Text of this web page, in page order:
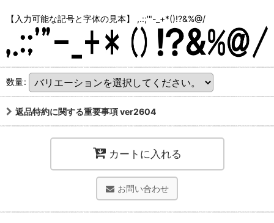
【入力可能な記号と字体の見本】 ,.:;'"-_+*()!?&%@/
数量:
返品特約に関する重要事項 ver2604
カートに入れる
お問い合わせ